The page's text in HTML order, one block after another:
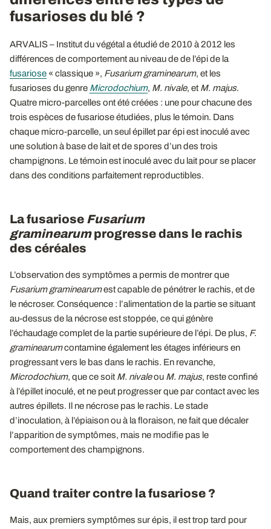
fusarioses du blé ?
ARVALIS – Institut du végétal a étudié de 2010 à 2012 les
différences de comportement au niveau de de l’épi de la
fusariose « classique », Fusarium graminearum, et les
fusarioses du genre Microdochium, M. nivale, et M. majus.
Quatre micro-parcelles ont été créées : une pour chacune des
trois espèces de fusariose étudiées, plus le témoin. Dans
chaque micro-parcelle, un seul épillet par épi est inoculé avec
une solution à base de lait et de spores d’un des trois
champignons. Le témoin est inoculé avec du lait pour se placer
dans des conditions parfaitement reproductibles.
La fusariose Fusarium
graminearumprogresse dans le rachis
des céréales
L’observation des symptômes a permis de montrer que
Fusarium graminearumest capable de pénétrer le rachis, et de
le nécroser. Conséquence : l’alimentation de la partie se situant
au-dessus de la nécrose est stoppée, ce qui génère
l’échaudage complet de la partie supérieure de l’épi. De plus, F.
graminearumcontamine également les étages inférieurs en
progressant vers le bas dans le rachis. En revanche,
Microdochium, que ce soit M. nivaleou M. majus, reste confiné
à l’épillet inoculé, et ne peut progresser que par contact avec les
autres épillets. Il ne nécrose pas le rachis. Le stade
d’inoculation, à l’épiaison ou à la floraison, ne fait que décaler
l’apparition de symptômes, mais ne modifie pas le
comportement des champignons.
Quand traiter contre la fusariose ?
Mais, aux premiers symptômes sur épis, il est trop tard pour